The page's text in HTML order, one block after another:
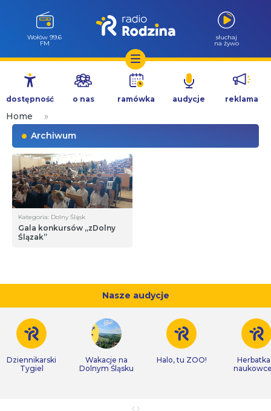
Przejdź
treści
Milicz 88.5
FM
słuchaj
na żywo
dostępność o nas ramówka audycje reklama
Home
»
Archiwum
Kategoria: Dolny Śląsk
Gala konkursów „zDolny
Ślązak”
Nasze audycje
Dziennikarski
Tygiel
Wakacje na
Dolnym Śląsku
Halo, tu ZOO!